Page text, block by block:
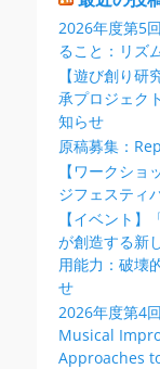
2026年度第5
ること：リズ
【遊び創り
承プロジェク
知らせ
原稿募集：
【ワークシ
ジフェスティ
【イベント
が創造する新
用能力：破壊
せ
2026年度第4
Musical
Approaches